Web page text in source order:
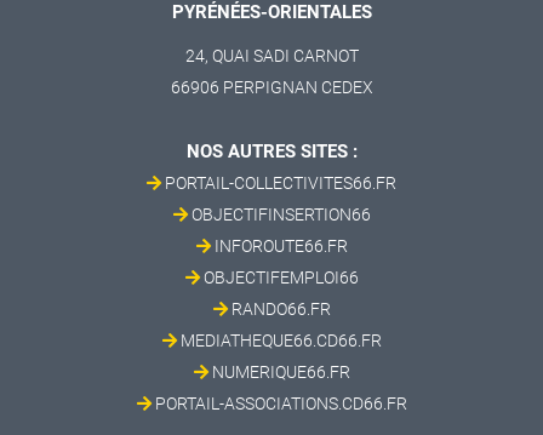
PYRÉNÉES-ORIENTALES
24, QUAI SADI CARNOT
66906 PERPIGNAN CEDEX
NOS AUTRES SITES :
PORTAIL-COLLECTIVITES66.FR
OBJECTIFINSERTION66
INFOROUTE66.FR
OBJECTIFEMPLOI66
RANDO66.FR
MEDIATHEQUE66.CD66.FR
NUMERIQUE66.FR
PORTAIL-ASSOCIATIONS.CD66.FR